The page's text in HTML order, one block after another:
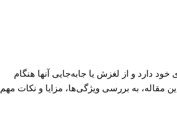
ترمز در جای خود دارد و از لغزش یا جابه‌جایی آنها هنگام
مقاله، به بررسی ویژگی‌ها، مزایا و نکات مهم